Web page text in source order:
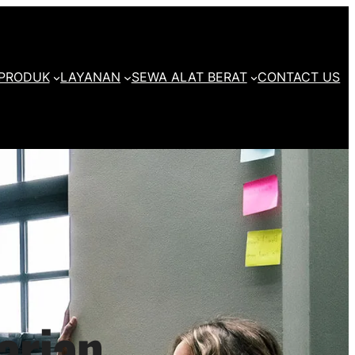
LAYANAN SEWA ALAT BERAT CONTACT US